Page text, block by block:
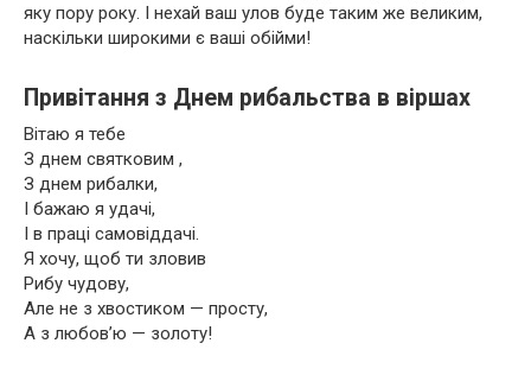
яку пору року. І нехай ваш улов буде таким же великим,
наскільки широкими є ваші обійми!
Привітання з Днем рибальства в віршах
Вітаю я тебе
З днем святковим ,
З днем рибалки,
І бажаю я удачі,
І в праці самовіддачі.
Я хочу, щоб ти зловив
Рибу чудову,
Але не з хвостиком — просту,
А з любов’ю — золоту!